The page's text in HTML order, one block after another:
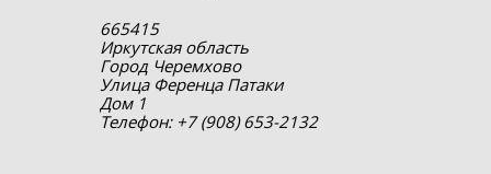
665415
Иркутская область
Город Черемхово
Улица Ференца Патаки
Дом 1
Телефон: +7 (908) 653-2132